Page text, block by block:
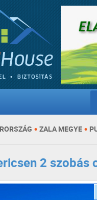
• ZALA MEGYE •
2 szobás